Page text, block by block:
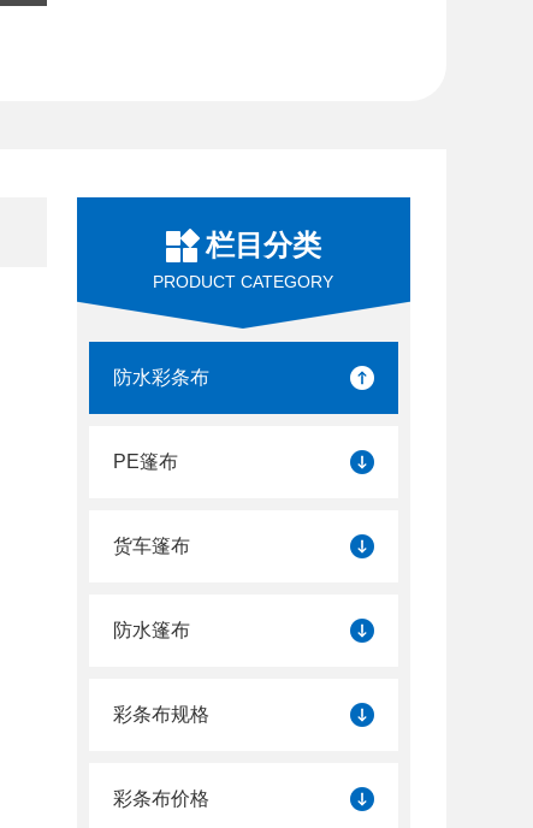
栏目分类
PRODUCT CATEGORY
防水彩条布
PE篷布
货车篷布
防水篷布
彩条布规格
彩条布价格